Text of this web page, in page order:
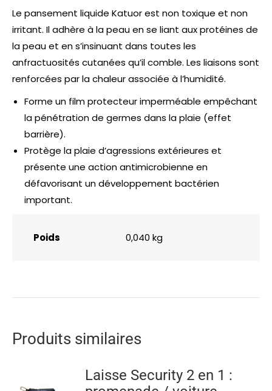
Le pansement liquide Katuor est non toxique et non
irritant. Il adhère à la peau en se liant aux protéines de
la peau et en s’insinuant dans toutes les
anfractuosités cutanées qu’il comble. Les liaisons sont
renforcées par la chaleur associée à l’humidité.
Forme un film protecteur imperméable empêchant
la pénétration de germes dans la plaie (effet
barrière).
Protège la plaie d’agressions extérieures et
présente une action antimicrobienne en
défavorisant un développement bactérien
important.
Poids 0,040 kg
Produits similaires
Laisse Security 2 en 1 :